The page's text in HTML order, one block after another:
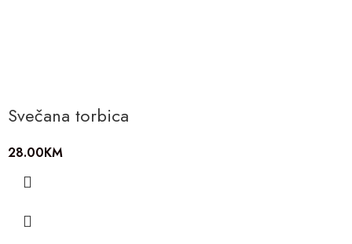
Svečana torbica
28.00KM